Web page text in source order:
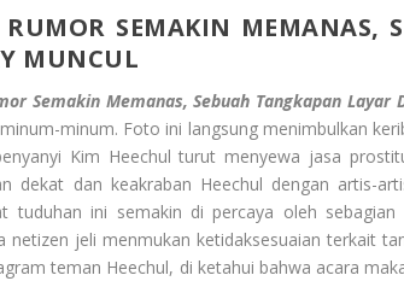
RUMOR SEMAKIN MEMANAS,
MUNCUL
Semakin Memanas, Sebuah Tangkapan Layar
minum. Foto ini langsung menimbulkan
Kim Heechul turut menyewa jasa
dekat dan keakraban Heechul dengan artis-
tuduhan ini semakin di percaya oleh
netizen jeli menmukan ketidaksesuaian terkait
teman Heechul, di ketahui bahwa acara